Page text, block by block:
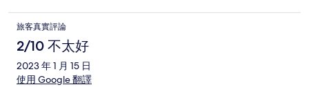
and noise often and broken cars that have clealry not been
moved in quite some time. It was the most unsafe I have ever
felt.
旅客真實評論
2/10 不太好
2023 年 1 月 15 日
使用 Google 翻譯